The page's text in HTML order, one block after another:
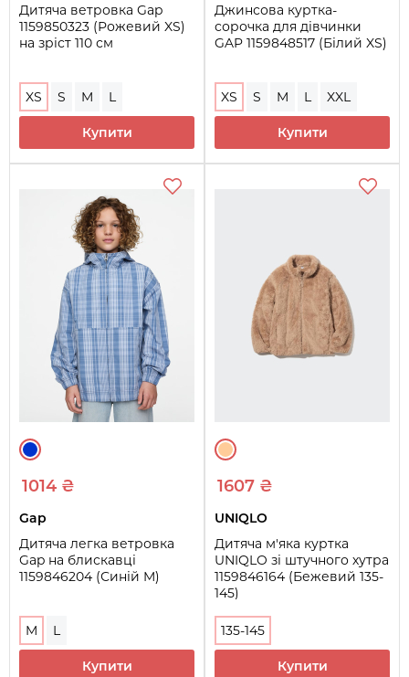
Дитяча ветровка Gap
1159850323 (Рожевий XS)
на зріст 110 см
XS S M L
Купити
Джинсова куртка-
сорочка для дівчинки
GAP 1159848517 (Білий XS)
XS S M L XXL
Купити
1014 ₴
Gap
Дитяча легка ветровка
Gap на блискавці
1159846204 (Синій M)
M L
Купити
1607 ₴
UNIQLO
Дитяча м'яка куртка
UNIQLO зі штучного хутра
1159846164 (Бежевий 135-
145)
135-145
Купити